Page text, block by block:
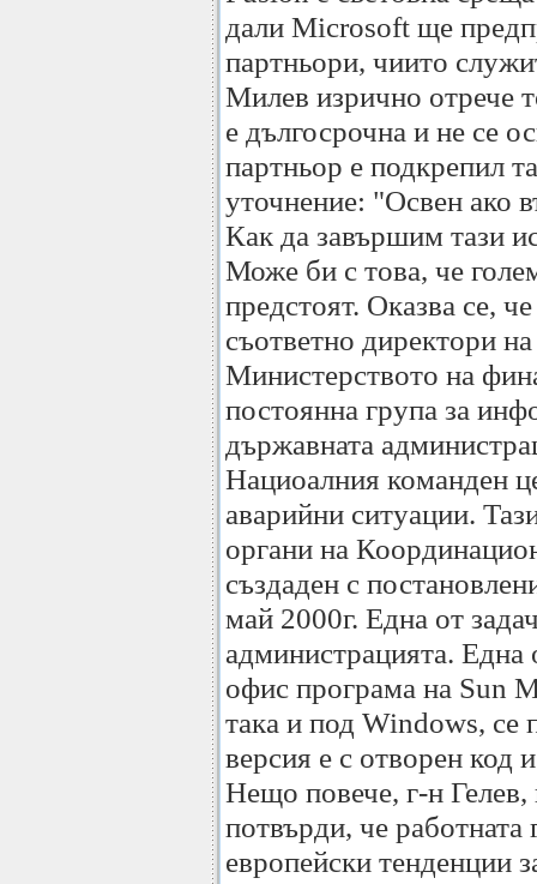
дали Microsoft ще
партньори, чиито
Милев изрично отрече
е дългосрочна и не се
партньор е подкрепил
уточнение: "Освен ако
Как да завършим тази
Може би с това, че
предстоят. Оказва се,
съответно директори
Министерството на
постоянна група за
държавната
Нациоалния команден
аварийни ситуации.
органи на
създаден с
май 2000г. Една от
администрацията. Една
офис програма на Sun
така и под Windows, се
версия е с отворен код
Нещо повече, г-н Гелев,
потвърди, че работната
европейски тенденции